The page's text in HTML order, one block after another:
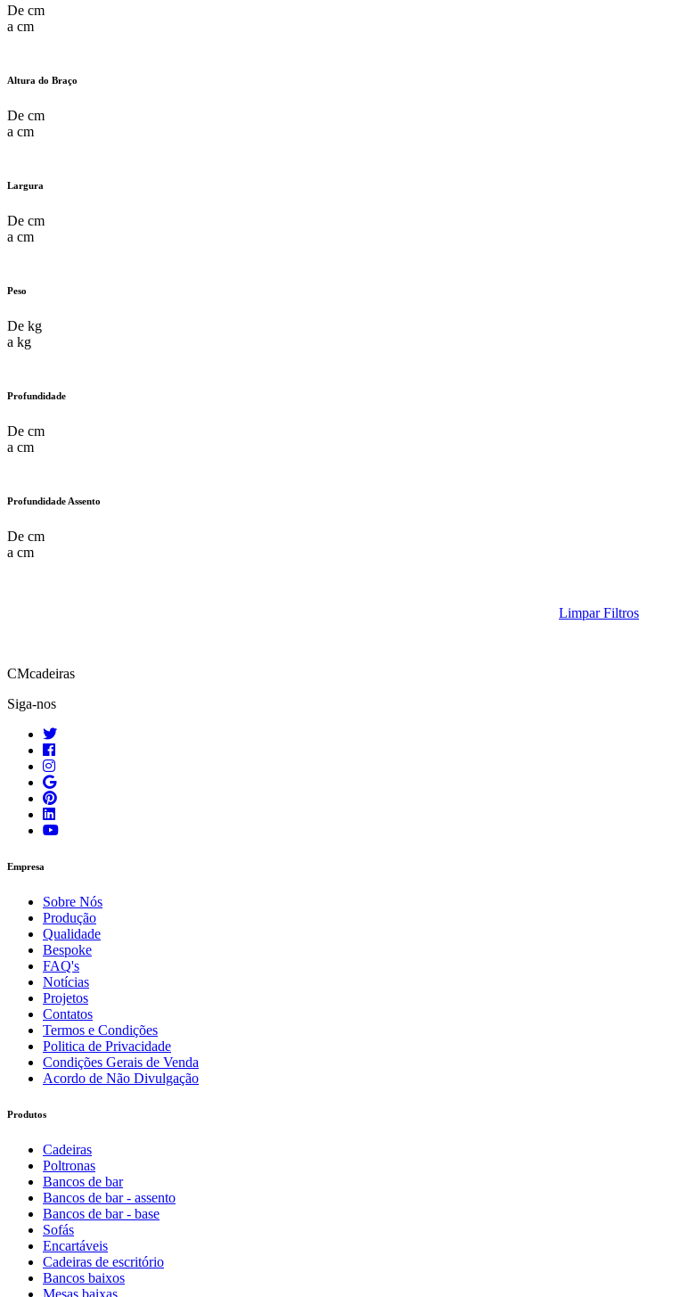
De cm
a cm
Altura do Braço
De cm
a cm
Largura
De cm
a cm
Peso
De kg
a kg
Profundidade
De cm
a cm
Profundidade Assento
De cm
a cm
Limpar Filtros
CMcadeiras
Siga-nos
Empresa
Sobre Nós
Produção
Qualidade
Bespoke
FAQ's
Notícias
Projetos
Contatos
Termos e Condições
Politica de Privacidade
Condições Gerais de Venda
Acordo de Não Divulgação
Produtos
Cadeiras
Poltronas
Bancos de bar
Bancos de bar - assento
Bancos de bar - base
Sofás
Encartáveis
Cadeiras de escritório
Bancos baixos
Mesas baixas